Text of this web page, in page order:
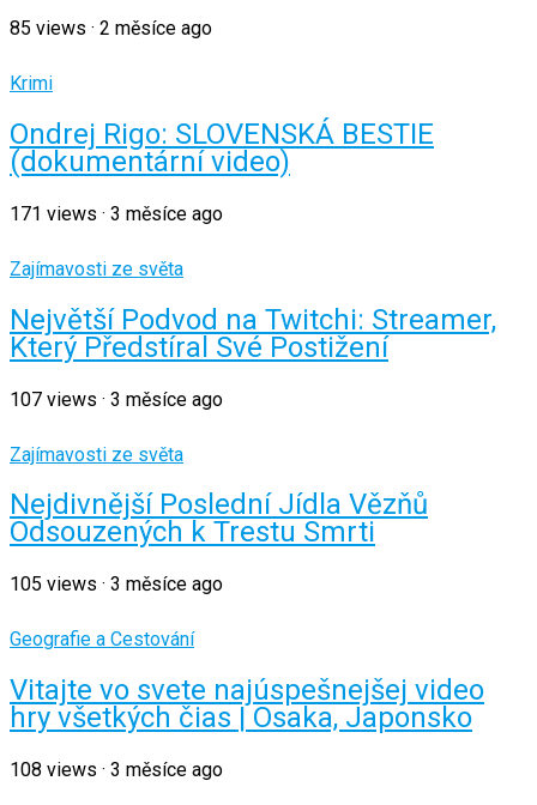
85 views · 2 měsíce ago
Krimi
Ondrej Rigo: SLOVENSKÁ BESTIE
(dokumentární video)
171 views · 3 měsíce ago
Zajímavosti ze světa
Největší Podvod na Twitchi: Streamer,
Který Předstíral Své Postižení
107 views · 3 měsíce ago
Zajímavosti ze světa
Nejdivnější Poslední Jídla Vězňů
Odsouzených k Trestu Smrti
105 views · 3 měsíce ago
Geografie a Cestování
Vitajte vo svete najúspešnejšej video
hry všetkých čias | Osaka, Japonsko
108 views · 3 měsíce ago